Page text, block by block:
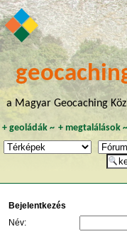
a Magyar Geocaching
+ geoládák~ +megtalálások ~
Bejelentkezés
Név: